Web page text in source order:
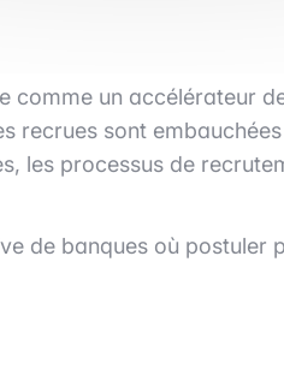
comme un accélérateur
recrues sont
les processus de
de banques où postuler